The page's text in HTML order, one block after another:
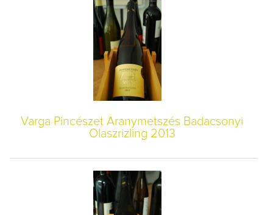
Varga Pincészet Aranymetszés Badacsonyi
Olaszrizling 2013